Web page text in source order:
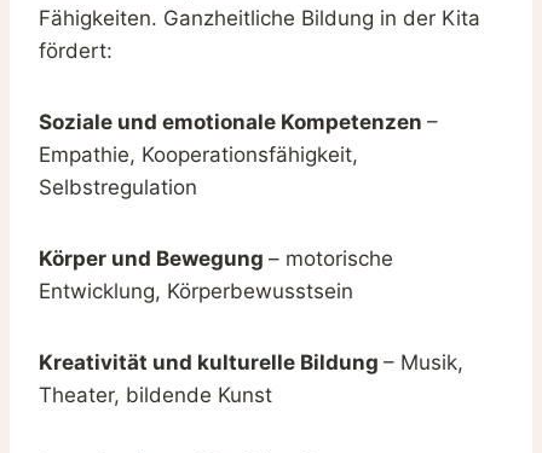
Fähigkeiten. Ganzheitliche Bildung in der Kita
fördert:
Soziale und emotionale Kompetenzen –
Empathie, Kooperationsfähigkeit,
Selbstregulation
Körper und Bewegung – motorische
Entwicklung, Körperbewusstsein
Kreativität und kulturelle Bildung – Musik,
Theater, bildende Kunst